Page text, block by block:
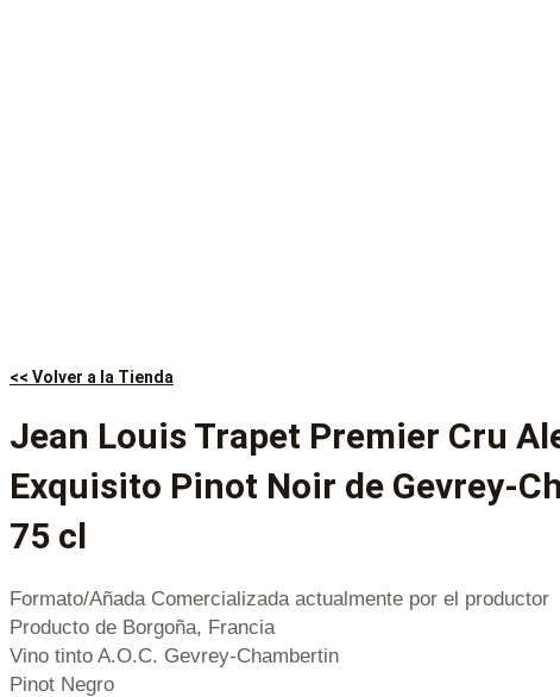
<< Volver a la Tienda
Jean Louis Trapet Premier Cru
Exquisito Pinot Noir de Gevrey-
75 cl
Formato/Añada Comercializada actualmente por el productor
Producto de Borgoña, Francia
Vino tinto A.O.C. Gevrey-Chambertin
Pinot Negro